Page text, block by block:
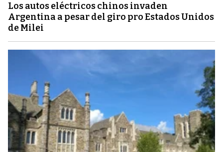
Los autos eléctricos chinos invaden
Argentina a pesar del giro pro Estados Unidos
de Milei